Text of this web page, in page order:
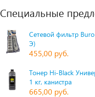
Специальные
Сетевой фильтр
Э)
455,00 руб.
Тонер Hi-Black
1 кг, канистра
665,00 руб.